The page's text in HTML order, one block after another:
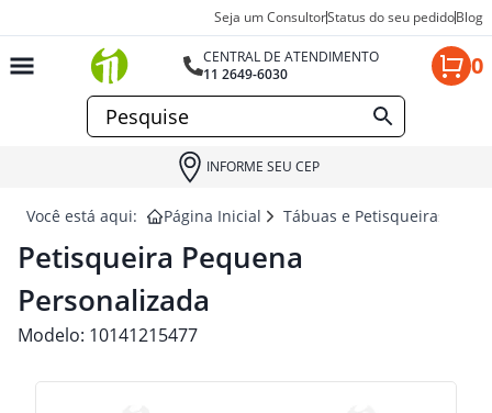
Seja um ConsultorStatus do seu pedidoBlog
CENTRAL DE ATENDIMENTO
11 2649-6030
0
INFORME SEU CEP
Você está aqui: Página Inicial Tábuas e Petisqueiras para
Petisqueira Pequena
Personalizada
Modelo: 10141215477